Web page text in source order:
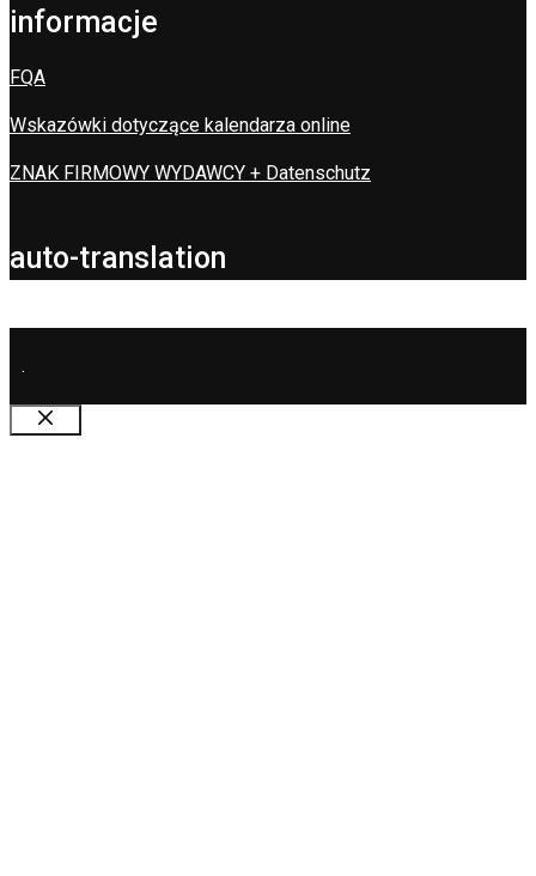
informacje
FQA
Wskazówki dotyczące kalendarza online
ZNAK FIRMOWY WYDAWCY + Datenschutz
auto-translation
.
Zamknij